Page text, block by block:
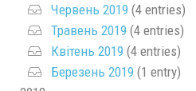
Червень 2019 (4 entries)
Травень 2019 (4 entries)
Квітень 2019 (4 entries)
Березень 2019 (1 entry)